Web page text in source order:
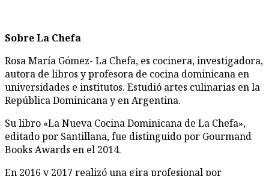
Sobre La Chefa
Rosa María Gómez- La Chefa, es cocinera, investigadora,
autora de libros y profesora de cocina dominicana en
universidades e institutos. Estudió artes culinarias en la
República Dominicana y en Argentina.
Su libro «La Nueva Cocina Dominicana de La Chefa»,
editado por Santillana, fue distinguido por Gourmand
Books Awards en el 2014.
En 2016 y 2017 realizó una gira profesional por